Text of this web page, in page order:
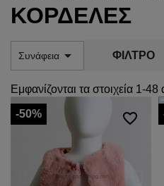
ΚΟΡΔΈΛΕΣ
Συνάφεια  ΦΊΛΤΡΟ
Εμφανίζονται τα στοιχεία 1-
-50% favorite_border